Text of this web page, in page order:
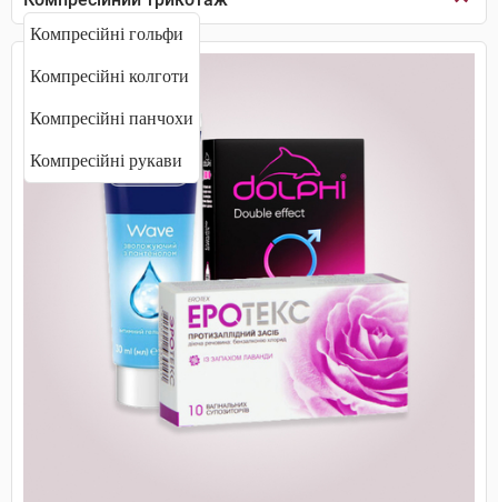
Компресійні гольфи
Компресійні колготи
Компресійні панчохи
Компресійні рукави